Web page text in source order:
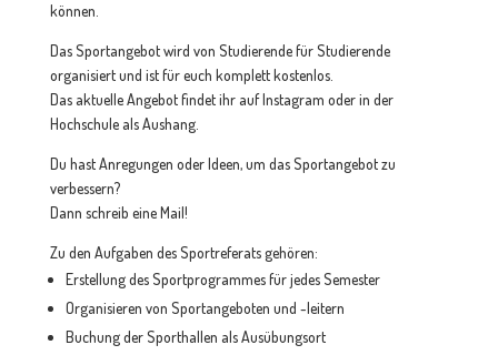
können.
Das Sportangebot wird von Studierende für Studierende
organisiert und ist für euch komplett kostenlos.
Das aktuelle Angebot findet ihr auf Instagram oder in der
Hochschule als Aushang.
Du hast Anregungen oder Ideen, um das Sportangebot zu
verbessern?
Dann schreib eine Mail!
Zu den Aufgaben des Sportreferats gehören:
Erstellung des Sportprogrammes für jedes Semester
Organisieren von Sportangeboten und -leitern
Buchung der Sporthallen als Ausübungsort